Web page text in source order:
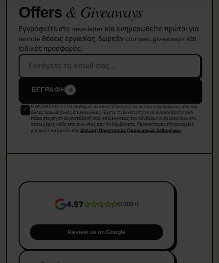
remote.
Offers& Giveaways
Εγγραφείτε στο newsletter και ενημερωθείτε πρώτοι για
remote θέσεις εργασίας, δωρεάν courses, giveaways και
ειδικές προσφορές.
ΕΓΓΡΑΦΗ
Η WORKEARLY LTD επιθυμεί να αποστέλλει στο email σας ενημερώσεις, νέα και
άλλες προωθητικές επικοινωνίες. Έχετε τη δυνατότητα να ανακαλέσετε ανά
πάσα στιγμή τη συγκατάθεσή σας, επιλέγοντας τον σύνδεσμο «unsubscribe» στο
κάτω μέρος κάθε επικοινωνίας που θα λαμβάνετε. Περισσότερες πληροφορίες
μπορείτε να βρείτε στηΔήλωση Προστασίας Προσωπικών Δεδομένων.
4.97 (1000+)
Review us on Google